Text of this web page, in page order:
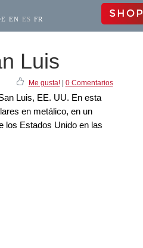
EN ES FR SHOP
Luis
Me gusta!| 0 Comentarios
Luis, EE. UU. En esta
en metálico, en un
los Estados Unido en las